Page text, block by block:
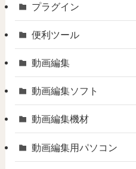
プラグイン
便利ツール
動画編集
動画編集ソフト
動画編集機材
動画編集用パソコン